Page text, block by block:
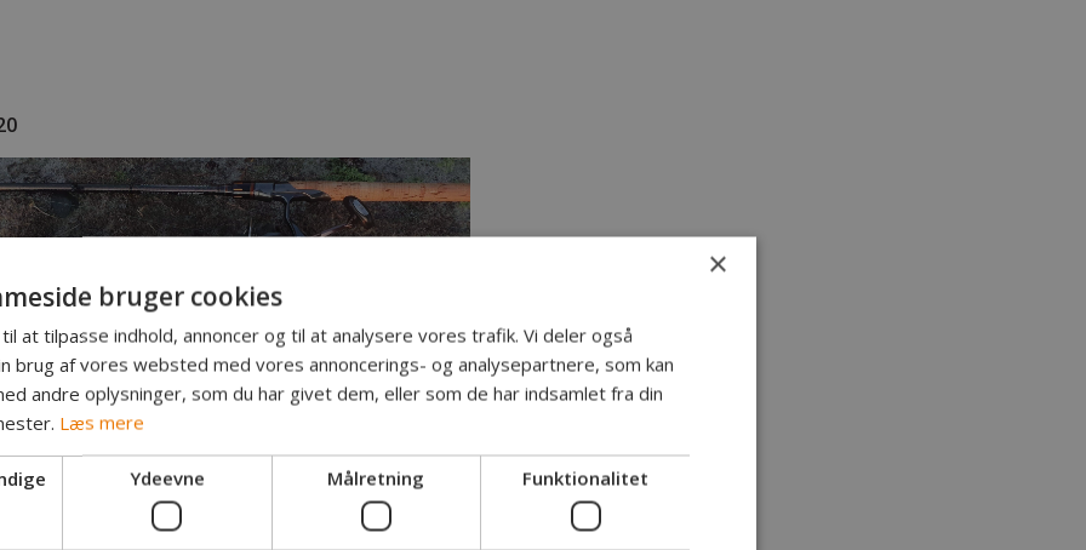
Pedersker
×
bruger cookies
at tilpasse indhold, annoncer og til at analysere vores trafik. Vi deler også
brug af vores websted med vores annoncerings- og analysepartnere, som kan
andre oplysninger, som du har givet dem, eller som de har indsamlet fra din
Læs mere
Ydeevne Målretning Funktionalitet